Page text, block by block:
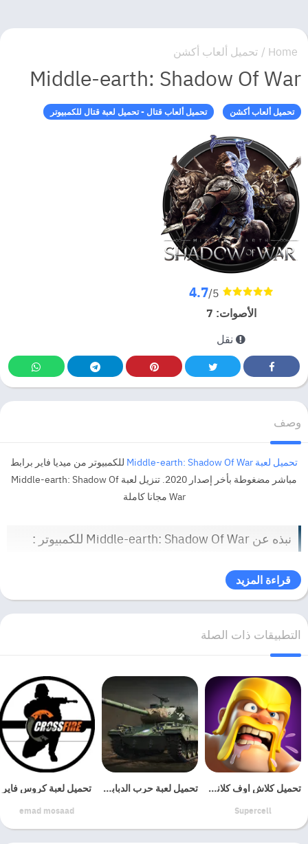
Home
/ تحميل ألعاب أكشن
Middle-earth: Shadow Of War
تحميل ألعاب أكشن تحميل ألعاب قتال - تحميل لعبة قتال للكمبيوتر
4.7/5
الأصوات: 7
نقل
وصف
تحميل لعبة Middle-earth: Shadow Of War
للكمبيوتر من ميديا فاير برابط
مباشر مضغوطة بأخر إصدار 2020. تنزيل لعبة Middle-earth: Shadow Of
War مجانا كاملة
نبذه عن Middle-earth: Shadow Of War للكمبيوتر :
اذهب خلف خطوط العدو لتشكيل جيشك ، وقهر القلاع والسيطرة على
جوائز قصصًا شخصية فريدة مع كل عدو وأتباع ، وواجه القوة الكاملة لـ Dark
في Middle-earth ™: Shadow of War ™ ، لن يُنسى أي شيء.
قراءة المزيد
التطبيقات ذات الصلة
تحميل كلاش اوف كلانس للكمبيوتر
Supercell
تحميل لعبة حرب الدبابات تحميل لعبة كروس فاير
emad mosaad